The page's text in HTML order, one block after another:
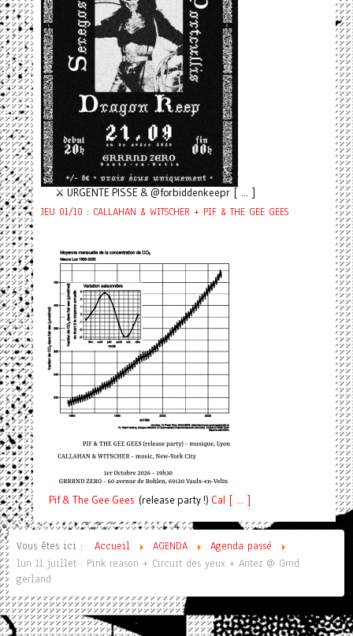
⚔️ URGENTE PISSE & @forbiddenkeepr [ ... ]
JEU 01/10 : CALLAHAN & WITSCHER + PIF & THE GEE GEES
Pif& The Gee Gees (release party !) Cal [ ... ]
Vous êtes ici : Accueil AGENDA
Agenda passé
lun 11 juillet : Pink reason + Circuit des yeux + Antez @ Grnd
gerland